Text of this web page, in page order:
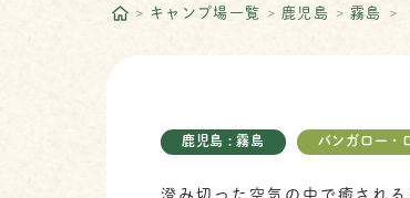
キャンプ場一覧 鹿児島 霧島
鹿児島 : 霧島
バンガロー・